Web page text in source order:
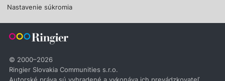
Nastavenie súkromia
© 2000–2026
Ringier Slovakia Communities s.r.o.